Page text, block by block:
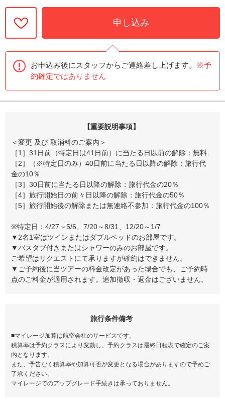
申し込み
お申込み後にスタッフからご連絡差し上げます。
※予
約確定ではありません
【重要説明事項】
＜変更 及び 取消料のご案内＞
［1］31日前（特定日は41日前）に当たる日以前の解除：無料
［2］（※特定日のみ）40日前に当たる日以降の解除：旅行代
金の10％
［3］30日前に当たる日以降の解除：旅行代金の20％
［4］旅行開始日の前々日以降の解除：旅行代金の50％
［5］旅行開始後の解除または無連絡不参加：旅行代金の100％
※特定日：4/27～5/6、7/20～8/31、12/20～1/7
▼2名1室はツインまたはダブルベッドのお部屋です。
▼バスタブ付きまたはシャワーのみのお部屋です。
ご希望はリクエストにて承りますが確約はできません。
▼ご予約後に当ツアーの料金改定があった場合でも、ご予約時
点のご料金が適用されます。追加徴収・返金はございません。
旅行条件備考
■マイレージ加算は航空会社のサービスです。
積算率は予約クラスにより変動し、予約クラスは最終日程表で確定のご案
内となります。
また、予告なく積算率や加算可否が変更となる場合がありますので予めご
了承ください。
マイレージでのアップグレード手続きは承っておりません。